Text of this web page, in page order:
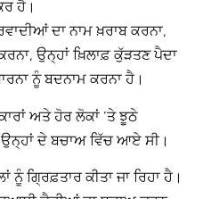
ਹੈ।
ਦਾ ਨਾਮ ਖ਼ਰਾਬ ਕਰਨਾ,
ਉਨ੍ਹਾਂ ਖ਼ਿਲਾਫ਼ ਕੁੱੜਤਣ ਪੈਦਾ
ਨੂੰ ਬਦਨਾਮ ਕਰਨਾ ਹੈ।
ਅਤੇ ਹੋਰ ਲੋਕਾਂ ‘ਤੇ ਝੂਠੇ
ਦੇ ਬਚਾਅ ਵਿੱਚ ਆਏ ਸੀ।
ਗ੍ਰਿਫ਼ਤਾਰ ਕੀਤਾ ਜਾ ਰਿਹਾ ਹੈ।